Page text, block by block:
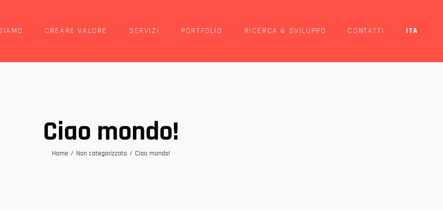
CREARE VALORE SERVIZI PORTFOLIO RICERCA & SVILUPPO CONTATTI ITA
Ciao mondo!
Home / Non categorizzato / Ciao mondo!